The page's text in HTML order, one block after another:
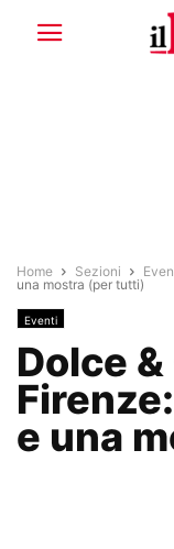
Home Sezioni
una mostra (per tutti)
Eventi
Dolce
e una